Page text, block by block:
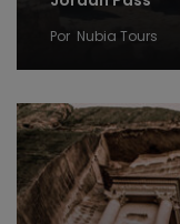
Por Nubia Tours